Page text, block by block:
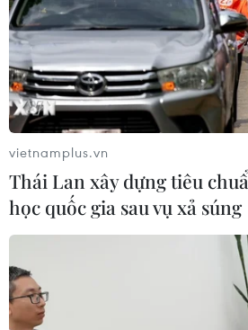
vietnamplus.vn
Thái Lan xây dựng tiêu
học quốc gia sau vụ xả súng